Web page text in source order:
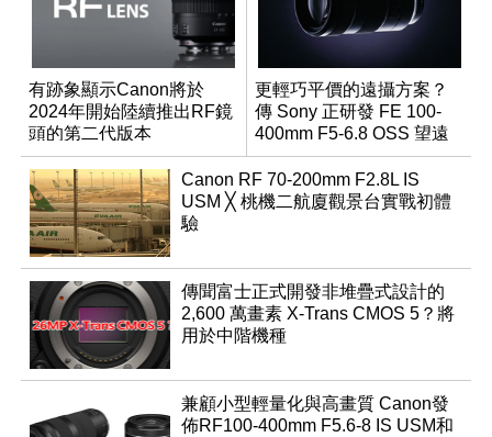
有跡象顯示Canon將於
2024年開始陸續推出RF鏡
頭的第二代版本
更輕巧平價的遠攝方案？
傳 Sony 正研發 FE 100-
400mm F5-6.8 OSS 望遠
變焦鏡頭
Canon RF 70-200mm F2.8L IS
USM ╳ 桃機二航廈觀景台實戰初體
驗
傳聞富士正式開發非堆疊式設計的
2,600 萬畫素 X-Trans CMOS 5？將
用於中階機種
兼顧小型輕量化與高畫質 Canon發
佈RF100-400mm F5.6-8 IS USM和